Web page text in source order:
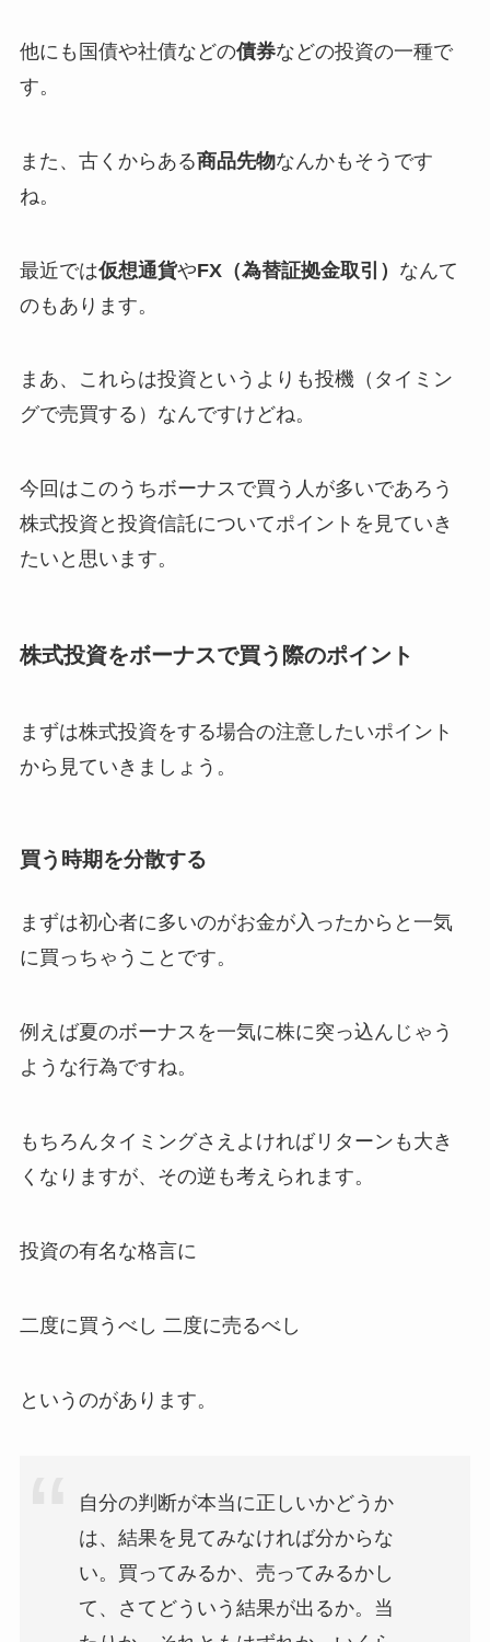
他にも国債や社債などの債券などの投資の一種で
す。
また、古くからある商品先物なんかもそうです
ね。
最近では仮想通貨やFX（為替証拠金取引） なんて
のもあります。
まあ、これらは投資というよりも投機（タイミン
グで売買する）なんですけどね。
今回はこのうちボーナスで買う人が多いであろう
株式投資と投資信託についてポイントを見ていき
たいと思います。
株式投資をボーナスで買う際のポイント
まずは株式投資をする場合の注意したいポイント
から見ていきましょう。
買う時期を分散する
まずは初心者に多いのがお金が入ったからと一気
に買っちゃうことです。
例えば夏のボーナスを一気に株に突っ込んじゃう
ような行為ですね。
もちろんタイミングさえよければリターンも大き
くなりますが、その逆も考えられます。
投資の有名な格言に
二度に買うべし 二度に売るべし
というのがあります。
自分の判断が本当に正しいかどうか
は、結果を見てみなければ分からな
い。買ってみるか、売ってみるかし
て、さてどういう結果が出るか。当